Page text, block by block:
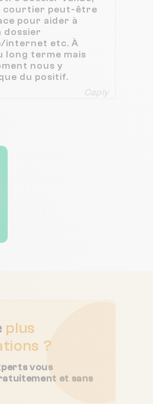
vos Options
courtier peut-être
pour aider à
dossier
internet etc. À
long terme mais
nous y
du positif.
Caply
plus
?
vous
et sans